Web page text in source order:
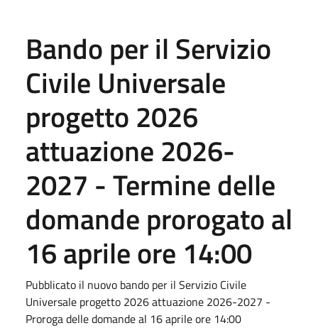
Bando per il Servizio
Civile Universale
progetto 2026
attuazione 2026-
2027 - Termine delle
domande prorogato al
16 aprile ore 14:00
Pubblicato il nuovo bando per il Servizio Civile
Universale progetto 2026 attuazione 2026-2027 -
Proroga delle domande al 16 aprile ore 14:00